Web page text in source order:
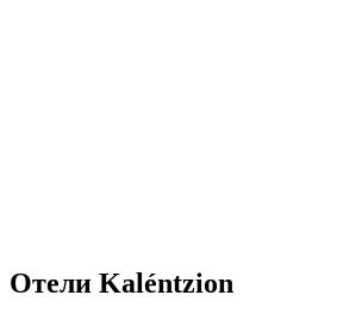
Отели Kaléntzion